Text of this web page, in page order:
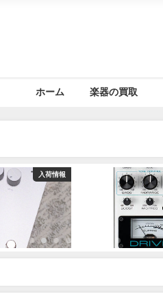
ホーム 楽器の買取
入荷情報